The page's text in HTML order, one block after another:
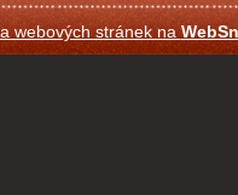
webových stránek na